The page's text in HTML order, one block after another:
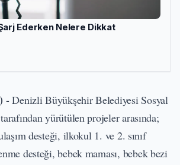
Ederken Nelere Dikkat
-Denizli Büyükşehir Belediyesi Sosyal
yürütülen projeler arasında;
desteği, ilkokul 1. ve 2. sınıf
desteği, bebek maması, bebek bezi